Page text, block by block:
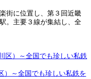
街に位置し、第３回近畿
。主要３線が集結し、全
）～全国でも珍しい私鉄を